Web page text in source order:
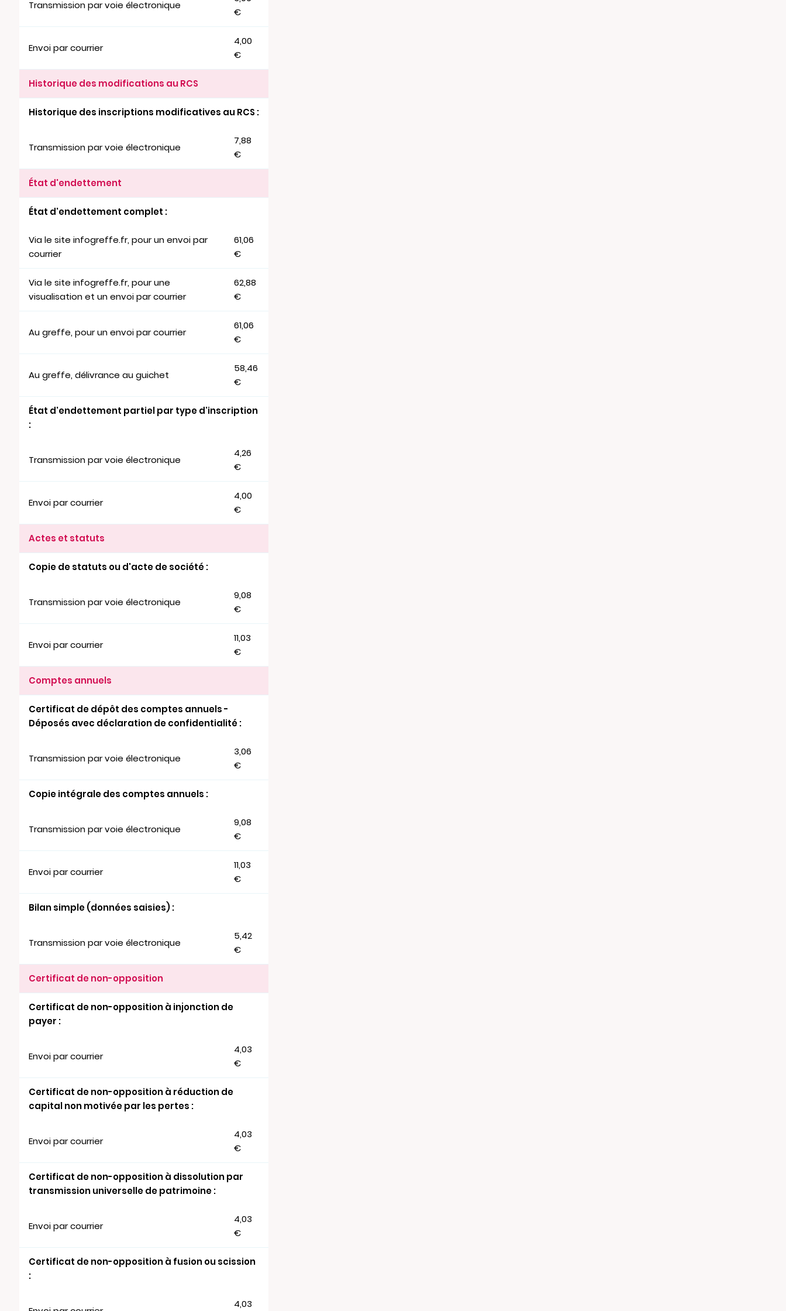
Transmission par voie électronique
€
Envoi par courrier
4,00
€
Historique des modifications au RCS
Historique des inscriptions modificatives au RCS :
Transmission par voie électronique
7,88
€
État d'endettement
État d'endettement complet :
Via le site infogreffe.fr, pour un envoi par
courrier
61,06
€
Via le site infogreffe.fr, pour une
visualisation et un envoi par courrier
62,88
€
Au greffe, pour un envoi par courrier
61,06
€
Au greffe, délivrance au guichet
58,46
€
État d'endettement partiel par type d'inscription
:
Transmission par voie électronique
4,26
€
Envoi par courrier
4,00
€
Actes et statuts
Copie de statuts ou d'acte de société :
Transmission par voie électronique
9,08
€
Envoi par courrier
11,03
€
Comptes annuels
Certificat de dépôt des comptes annuels -
Déposés avec déclaration de confidentialité :
Transmission par voie électronique
3,06
€
Copie intégrale des comptes annuels :
Transmission par voie électronique
9,08
€
Envoi par courrier
11,03
€
Bilan simple (données saisies) :
Transmission par voie électronique
5,42
€
Certificat de non-opposition
Certificat de non-opposition à injonction de
payer :
Envoi par courrier
4,03
€
Certificat de non-opposition à réduction de
capital non motivée par les pertes :
Envoi par courrier
4,03
€
Certificat de non-opposition à dissolution par
transmission universelle de patrimoine :
Envoi par courrier
4,03
€
Certificat de non-opposition à fusion ou scission
:
4,03